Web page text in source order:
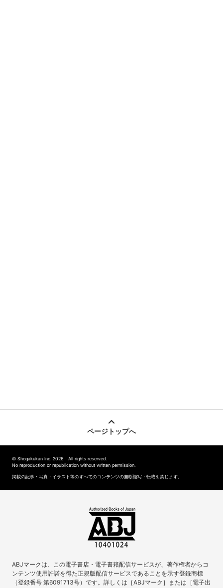
ページトップへ
© Shogakukan Inc. 2026 All rights reserved.
No reproduction or republication without written permission.
掲載の記事・写真・イラスト等のすべてのコンテンツの無断複写・転載を禁じます。
ABJマークは、この電子書店・電子書籍配信サービスが、著作権者からコ
ンテンツ使用許諾を得た正規版配信サービスであることを示す登録商標
（登録番号 第6091713号）です。詳しくは［ABJマーク］または［電子出